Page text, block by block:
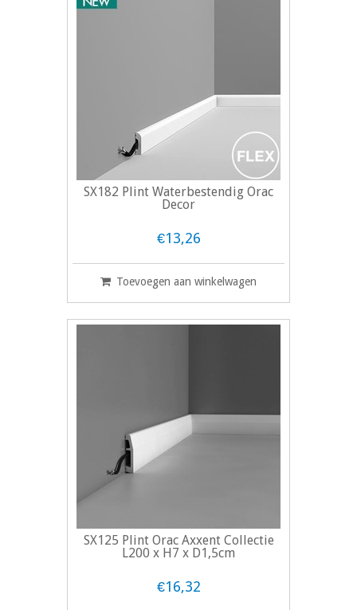
SX182 Plint Waterbestendig Orac
Decor
€13,26
Toevoegen aan winkelwagen
SX125 Plint Orac Axxent Collectie
L200 x H7 x D1,5cm
€16,32